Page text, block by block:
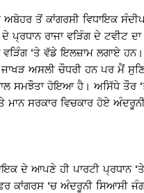
ਤੋਂ ਕਾਂਗਰਸੀ ਵਿਧਾਇਕ
ਦੇ ਪ੍ਰਧਾਨ ਰਾਜਾ ਵੜਿੰਗ ਦੇ ਟਵੀਟ
ਵੜਿੰਗ ‘ਤੇ ਵੱਡੇ ਇਲਜ਼ਾਮ ਲਗਾਏ
ਅਸਲੀ ਚੌਧਰੀ ਹਨ ਪਰ ਮੈਂ
ਸਮਝੌਤਾ ਹੋਇਆ ਹੈ। ਅਸਿੱਧੇ ਤੌਰ
ਮਾਨ ਸਰਕਾਰ ਵਿਚਕਾਰ ਹੋਏ
ਦੇ ਆਪਣੇ ਹੀ ਪਾਰਟੀ ਪ੍ਰਧਾਨ
ਕਾਂਗਰਸ ‘ਚ ਅੰਦਰੂਨੀ ਸਿਆਸੀ